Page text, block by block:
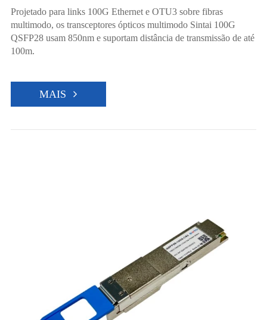
Projetado para links 100G Ethernet e OTU3 sobre fibras
multimodo, os transceptores ópticos multimodo Sintai 100G
QSFP28 usam 850nm e suportam distância de transmissão de até
100m.
MAIS